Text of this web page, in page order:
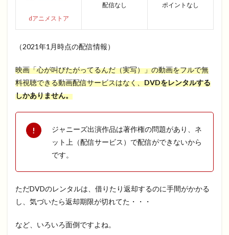
dアニメストア
配信なし
ポイントなし
（2021年1月時点の配信情報）
映画「心が叫びたがってるんだ（実写）」の動画をフルで無
料視聴できる動画配信サービスはなく、DVDをレンタルする
しかありません。
ジャニーズ出演作品は著作権の問題があり、ネ
ット上（配信サービス）で配信ができないから
です。
ただDVDのレンタルは、借りたり返却するのに手間がかかる
し、気づいたら返却期限が切れてた・・・
など、いろいろ面倒ですよね。